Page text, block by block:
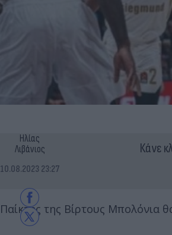
Ηλίας
Λιβάνιος
10.08.2023 23:27
Κάνε
Παίκτης της Βίρτους Μπολόνια